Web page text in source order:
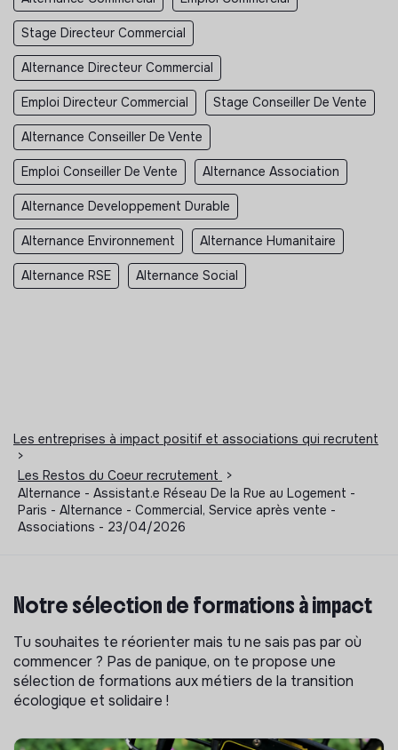
Stage Directeur Commercial
Alternance Directeur Commercial
Emploi Directeur Commercial Stage Conseiller De Vente
Alternance Conseiller De Vente
Emploi Conseiller De Vente Alternance Association
Alternance Developpement Durable
Alternance Environnement Alternance Humanitaire
Alternance RSE Alternance Social
Les entreprises à impact positif et associations qui recrutent
>
Les Restos du Coeur recrutement
>
Alternance - Assistant.e Réseau De la Rue au Logement -
Paris - Alternance - Commercial, Service après vente -
Associations - 23/04/2026
Notre sélection de formations à impact
Tu souhaites te réorienter mais tu ne sais pas par où
commencer ? Pas de panique, on te propose une
sélection de formations aux métiers de la transition
écologique et solidaire !